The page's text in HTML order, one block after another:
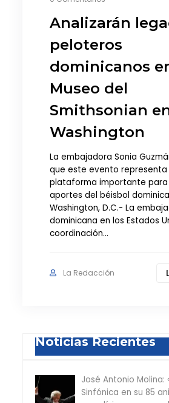
Analizarán
peloteros
dominicanos
Museo del
Smithsonian
Washington
La embajadora Sonia
que este evento representa
plataforma importante para
aportes del béisbol
Washington, D.C.- La
dominicana en los Estados
coordinación…
La Redacción
Noticias Recientes
José Antonio Molina:
Sinfónica en su 85